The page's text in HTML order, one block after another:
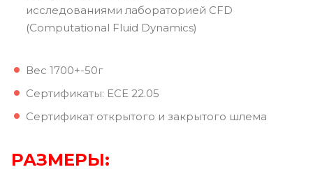
исследованиями лабораторией CFD
(Computational Fluid Dynamics)
Вес 1700+-50г
Сертификаты: ECE 22.05
Сертификат открытого и закрытого шлема
РАЗМЕРЫ: